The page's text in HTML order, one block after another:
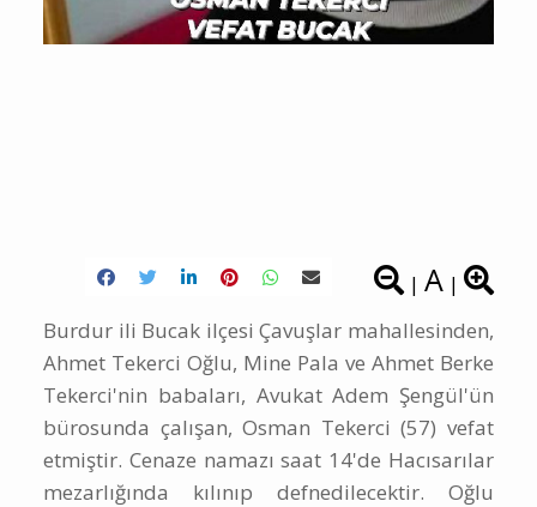
| A |
Burdur ili Bucak ilçesi Çavuşlar mahallesinden,
Ahmet Tekerci Oğlu, Mine Pala ve Ahmet Berke
Tekerci'nin babaları, Avukat Adem Şengül'ün
bürosunda çalışan, Osman Tekerci (57) vefat
etmiştir. Cenaze namazı saat 14'de Hacısarılar
mezarlığında kılınıp defnedilecektir. Oğlu